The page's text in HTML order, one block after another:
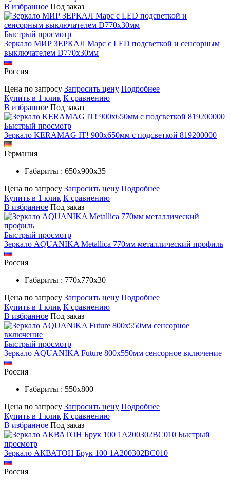
В избранное Под заказ
Быстрый просмотр
Зеркало МИР ЗЕРКАЛ Марс с LED подсветкой и сенсорным
выключателем D770х30мм
Россия
Цена по запросу Запросить цену Подробнее
Купить в 1 клик К сравнению
В избранное Под заказ
Быстрый просмотр
Зеркало KERAMAG IT! 900х650мм с подсветкой 819200000
Германия
Габариты : 650х900х35
Цена по запросу Запросить цену Подробнее
Купить в 1 клик К сравнению
В избранное Под заказ
Быстрый просмотр
Зеркало AQUANIKA Metallica 770мм металлический профиль
Россия
Габариты : 770х770х30
Цена по запросу Запросить цену Подробнее
Купить в 1 клик К сравнению
В избранное Под заказ
Быстрый просмотр
Зеркало AQUANIKA Future 800х550мм сенсорное включение
Россия
Габариты : 550х800
Цена по запросу Запросить цену Подробнее
Купить в 1 клик К сравнению
В избранное Под заказ
Быстрый
просмотр
Зеркало АКВАТОН Брук 100 1A200302BC010
Россия